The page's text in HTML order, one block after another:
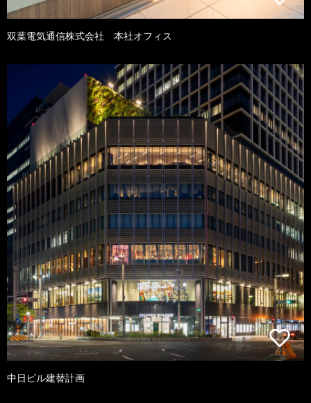
双葉電気通信株式会社 本社オフィス
中日ビル建替計画